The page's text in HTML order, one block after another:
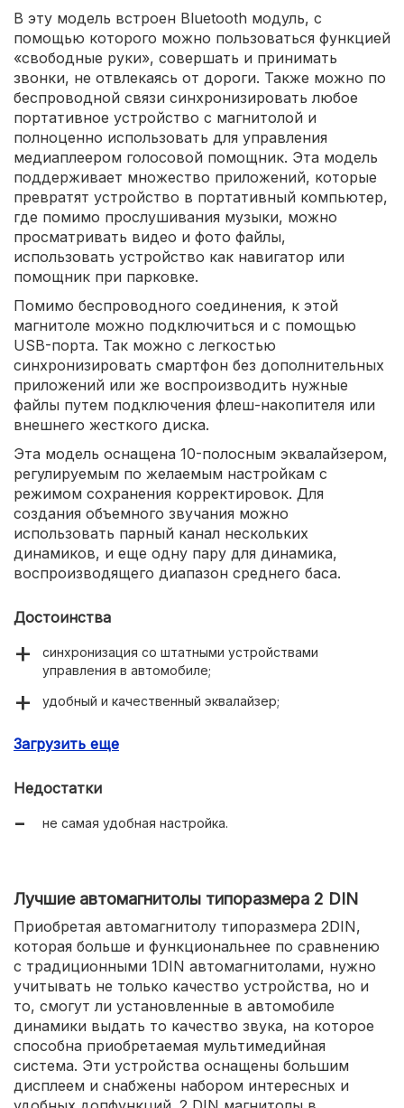
В эту модель встроен Bluetooth модуль, с
помощью которого можно пользоваться функцией
«свободные руки», совершать и принимать
звонки, не отвлекаясь от дороги. Также можно по
беспроводной связи синхронизировать любое
портативное устройство с магнитолой и
полноценно использовать для управления
медиаплеером голосовой помощник. Эта модель
поддерживает множество приложений, которые
превратят устройство в портативный компьютер,
где помимо прослушивания музыки, можно
просматривать видео и фото файлы,
использовать устройство как навигатор или
помощник при парковке.
Помимо беспроводного соединения, к этой
магнитоле можно подключиться и с помощью
USB-порта. Так можно с легкостью
синхронизировать смартфон без дополнительных
приложений или же воспроизводить нужные
файлы путем подключения флеш-накопителя или
внешнего жесткого диска.
Эта модель оснащена 10-полосным эквалайзером,
регулируемым по желаемым настройкам с
режимом сохранения корректировок. Для
создания объемного звучания можно
использовать парный канал нескольких
динамиков, и еще одну пару для динамика,
воспроизводящего диапазон среднего баса.
Достоинства
синхронизация со штатными устройствами
управления в автомобиле;
удобный и качественный эквалайзер;
USB-порт с поддержкой прямой синхронизации;
функция hands-free.
Загрузить еще
Недостатки
не самая удобная настройка.
Лучшие автомагнитолы типоразмера 2 DIN
Приобретая автомагнитолу типоразмера 2DIN,
которая больше и функциональнее по сравнению
с традиционными 1DIN автомагнитолами, нужно
учитывать не только качество устройства, но и
то, смогут ли установленные в автомобиле
динамики выдать то качество звука, на которое
способна приобретаемая мультимедийная
система. Эти устройства оснащены большим
дисплеем и снабжены набором интересных и